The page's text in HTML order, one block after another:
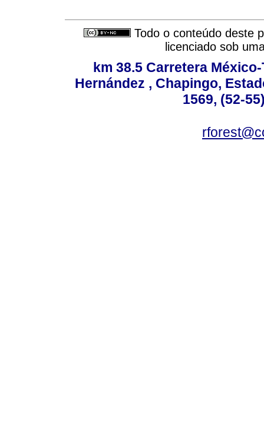
Todo o conteúdo deste
licenciado sob
km 38.5 Carretera
Hernández , Chapingo,
1569, (52-